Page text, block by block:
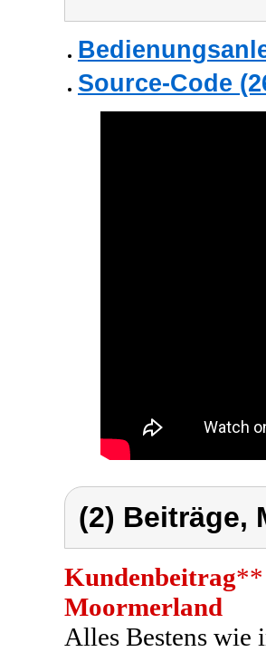
Source-Code
(2) Beiträge,
Kundenbeitrag**
Moormerland
Alles Bestens wie